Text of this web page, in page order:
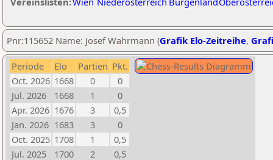
Pnr:115652 Name: Josef Wahrmann (Grafik Elo-Zeitreihe,
Periode Elo Partien Pkt.
Oct. 2026 1668 0
0
Jul. 2026
1668 1
0
Apr. 2026 1676 3
0,5
Jan. 2026 1683 3
0
Oct. 2025 1708 1
0,5
Jul. 2025
1700 2
0,5